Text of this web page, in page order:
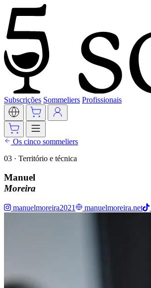
Subscrições Sommeliers Profissionais
Os cinco sommeliers
03 · Território e técnica
Manuel
Moreira
manuelmoreira2021 manuelmoreira.net